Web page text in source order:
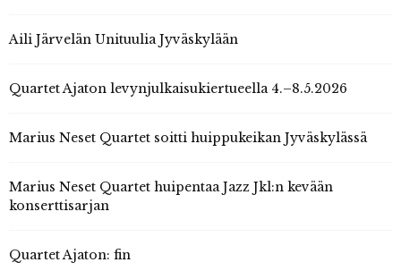
Aili Järvelän Unituulia Jyväskylään
Quartet Ajaton levynjulkaisukiertueella 4.–8.5.2026
Marius Neset Quartet soitti huippukeikan Jyväskylässä
Marius Neset Quartet huipentaa Jazz Jkl:n kevään
konserttisarjan
Quartet Ajaton: fin